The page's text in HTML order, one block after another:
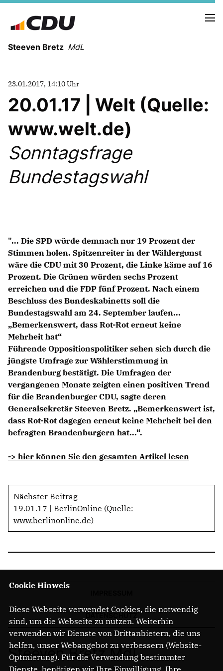
Steeven Bretz MdL
VITA
WAHLKREISBESUCHE
PRESSEFOTOS
MEIN BÜRGERBÜRO
Kleine Anfragen
CDU Deutschland
CDU Fraktion im Brandenburger Landtag
CDU Brandenburg
CDU Potsdam
23.01.2017, 14:10 Uhr
20.01.17 | Welt (Quelle:
www.welt.de)
Sonntagsfrage
Bundestagswahl
"... Die SPD würde demnach nur 19 Prozent der
Stimmen holen. Spitzenreiter in der Wählergunst
wäre die CDU mit 30 Prozent, die Linke käme auf 16
Prozent. Die Grünen würden sechs Prozent
erreichen und die FDP fünf Prozent. Nach einem
Beschluss des Bundeskabinetts soll die
Bundestagswahl am 24. September laufen...
Bemerkenswert, dass Rot-Rot erneut keine
Mehrheit hat“
Führende Oppositionspolitiker sehen sich durch die
jüngste Umfrage zur Wählerstimmung in
Brandenburg bestätigt. Die Umfragen der
vergangenen Monate zeigten einen positiven Trend
für die Brandenburger CDU, sagte deren
Generalsekretär Steeven Bretz. „Bemerkenswert ist,
dass Rot-Rot dagegen erneut keine Mehrheit bei den
befragten Brandenburgern hat...“.
-> hier können Sie den gesamten Artikel lesen
Nächster Beitrag
19.01.17 | BerlinOnline (Quelle:
www.berlinonline.de)
Steeven Bretz MdL
Cookie Hinweis
Diese Webseite verwendet Cookies, die notwendig
sind, um die Webseite zu nutzen. Weiterhin
verwenden wir Dienste von Drittanbietern, die uns
helfen, unser Webangebot zu verbessern (Website-
Optmierung). Für die Verwendung bestimmter
Dienste, benötigen wir Ihre Einwilligung. Ihre